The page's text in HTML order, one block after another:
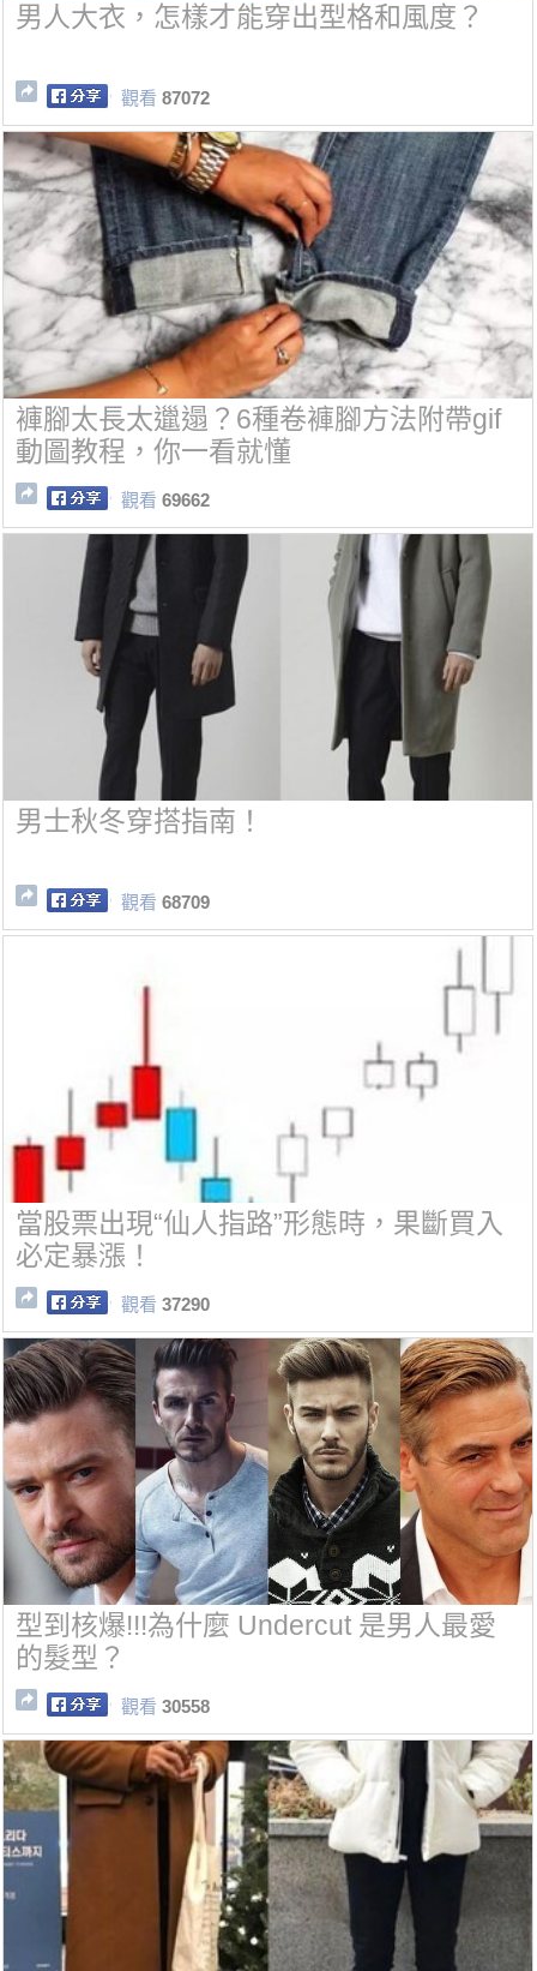
男人大衣，怎樣才能穿出型格和風度？
觀看 87072
褲腳太長太邋遢？6種卷褲腳方法附帶gif
動圖教程，你一看就懂
觀看 69662
男士秋冬穿搭指南！
觀看 68709
當股票出現“仙人指路”形態時，果斷買入
必定暴漲！
觀看 37290
型到核爆!!!為什麼 Undercut 是男人最愛
的髮型？
觀看 30558